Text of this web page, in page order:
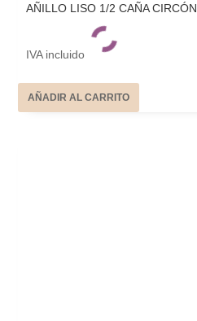
AÑILLO LISO 1/2 CAÑA CIRCÓN
IVA incluido
AÑADIR AL CARRITO